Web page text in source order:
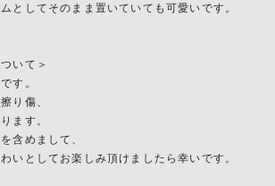
としてそのまま置いていても可愛いです。
いて＞
す。
り傷、
ます。
含めまして、
いとしてお楽しみ頂けましたら幸いです。